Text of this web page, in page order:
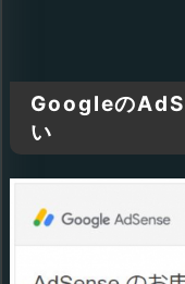
Googleの
い